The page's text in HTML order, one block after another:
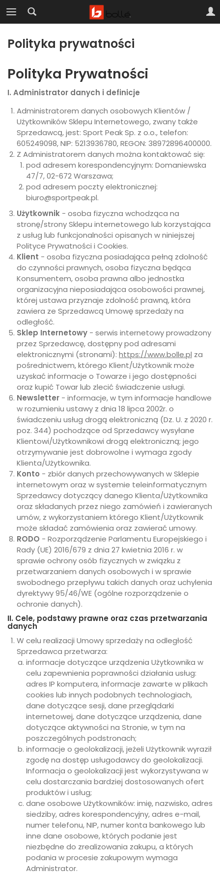
Polityka prywatności
Polityka Prywatności
I. Administrator danych i definicje
Administratorem danych osobowych Klientów /
Użytkowników Sklepu Internetowego, zwany także
Sprzedawcą, jest: Sport Peak Sp. z o.o., telefon:
605249098, NIP: 5213936780, REGON: 38972896400000.
Z Administratorem danych można kontaktować się:
pod adresem korespondencyjnym: Domaniewska
47/7, 02-672 Warszawa;
pod adresem poczty elektronicznej:
biuro@sportpeak.pl.
Użytkownik - osoba fizyczna wchodząca na
stronę/strony Sklepu internetowego lub korzystająca
z usług lub funkcjonalności opisanych w niniejszej
Polityce Prywatności i Cookies.
Klient - osoba fizyczna posiadająca pełną zdolność
do czynności prawnych, osoba fizyczna będąca
Konsumentem, osoba prawna albo jednostka
organizacyjna nieposiadająca osobowości prawnej,
której ustawa przyznaje zdolność prawną, która
zawiera ze Sprzedawcą Umowę sprzedaży na
odległość.
Sklep Internetowy - serwis internetowy prowadzony
przez Sprzedawcę, dostępny pod adresami
elektronicznymi (stronami): https://www.bolle.pl za
pośrednictwem, którego Klient/Użytkownik może
uzyskać informacje o Towarze i jego dostępności
oraz kupić Towar lub zlecić świadczenie usługi.
Newsletter - informacje, w tym informacje handlowe
w rozumieniu ustawy z dnia 18 lipca 2002r. o
świadczeniu usług drogą elektroniczną (Dz. U. z 2020 r.
poz. 344) pochodzące od Sprzedawcy wysyłane
Klientowi/Użytkownikowi drogą elektroniczną; jego
otrzymywanie jest dobrowolne i wymaga zgody
Klienta/Użytkownika.
Konto - zbiór danych przechowywanych w Sklepie
internetowym oraz w systemie teleinformatycznym
Sprzedawcy dotyczący danego Klienta/Użytkownika
oraz składanych przez niego zamówień i zawieranych
umów, z wykorzystaniem którego Klient/Użytkownik
może składać zamówienia oraz zawierać umowy.
RODO - Rozporządzenie Parlamentu Europejskiego i
Rady (UE) 2016/679 z dnia 27 kwietnia 2016 r. w
sprawie ochrony osób fizycznych w związku z
przetwarzaniem danych osobowych i w sprawie
swobodnego przepływu takich danych oraz uchylenia
dyrektywy 95/46/WE (ogólne rozporządzenie o
ochronie danych).
II. Cele, podstawy prawne oraz czas przetwarzania
danych
W celu realizacji Umowy sprzedaży na odległość
Sprzedawca przetwarza:
informacje dotyczące urządzenia Użytkownika w
celu zapewnienia poprawności działania usług:
adres IP komputera, informacje zawarte w plikach
cookies lub innych podobnych technologiach,
dane dotyczące sesji, dane przeglądarki
internetowej, dane dotyczące urządzenia, dane
dotyczące aktywności na Stronie, w tym na
poszczególnych podstronach;
informacje o geolokalizacji, jeżeli Użytkownik wyraził
zgodę na dostęp usługodawcy do geolokalizacji.
Informacja o geolokalizacji jest wykorzystywana w
celu dostarczania bardziej dostosowanych ofert
produktów i usług;
dane osobowe Użytkowników: imię, nazwisko, adres
siedziby, adres korespondencyjny, adres e-mail,
numer telefonu, NIP, numer konta bankowego lub
inne dane osobowe, których podanie jest
niezbędne do zrealizowania zakupu, a których
podania w procesie zakupowym wymaga
Administrator.